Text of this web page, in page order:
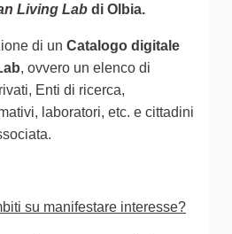
Living Lab di Olbia.
di un Catalogo digitale
, ovvero un elenco di
Enti di ricerca,
laboratori, etc. e cittadini
su manifestare interesse?